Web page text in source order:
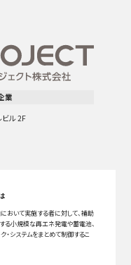
業
ル 2F
おいて実施する者に対して、補助
る小規模な再エネ発電や蓄電池、
システムをまとめて制御するこ